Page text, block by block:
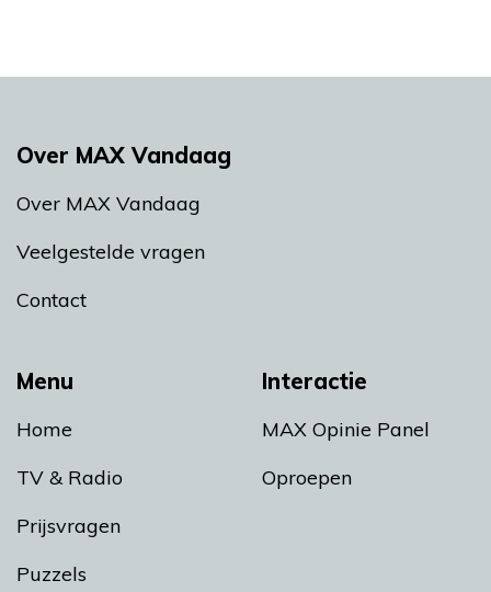
Menu
Home
TV & Radio
Prijsvragen
Puzzels
Interactie
MAX Opinie Panel
Oproepen
Over MAX Vandaag
Over MAX Vandaag
Veelgestelde vragen
Contact